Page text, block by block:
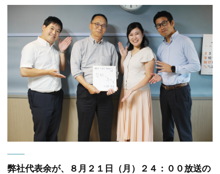
弊社代表余が、８月２１日（月）２４：００放送の